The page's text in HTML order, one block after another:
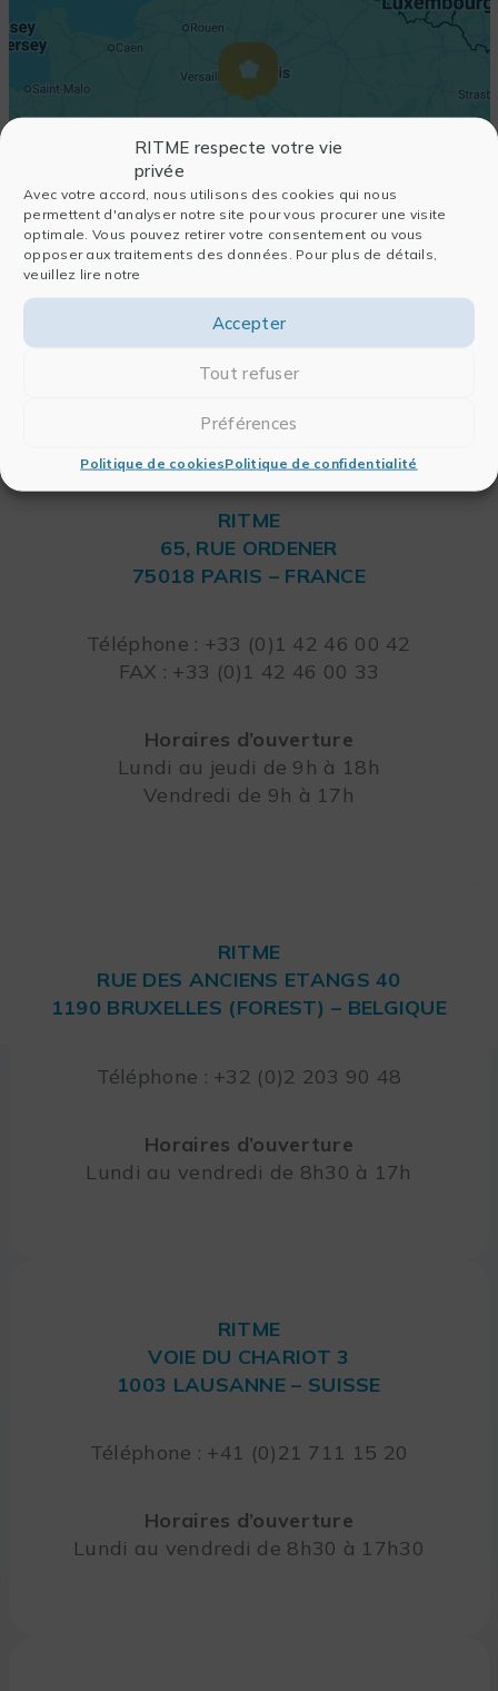
RITME respecte votre vie
privée
Avec votre accord, nous utilisons des cookies qui nous
permettent d'analyser notre site pour vous procurer une visite
optimale. Vous pouvez retirer votre consentement ou vous
opposer aux traitements des données. Pour plus de détails,
veuillez lire notre
Accepter
Tout refuser
Préférences
Politique de cookiesPolitique de confidentialité
RITME
65, RUE ORDENER
75018 PARIS – FRANCE
Téléphone : +33 (0)1 42 46 00 42
FAX : +33 (0)1 42 46 00 33
Horaires d’ouverture
Lundi au jeudi de 9h à 18h
Vendredi de 9h à 17h
RITME
RUE DES ANCIENS ETANGS 40
1190 BRUXELLES (FOREST) – BELGIQUE
Téléphone : +32 (0)2 203 90 48
Horaires d’ouverture
Lundi au vendredi de 8h30 à 17h
RITME
VOIE DU CHARIOT 3
1003 LAUSANNE – SUISSE
Téléphone : +41 (0)21 711 15 20
Horaires d’ouverture
Lundi au vendredi de 8h30 à 17h30